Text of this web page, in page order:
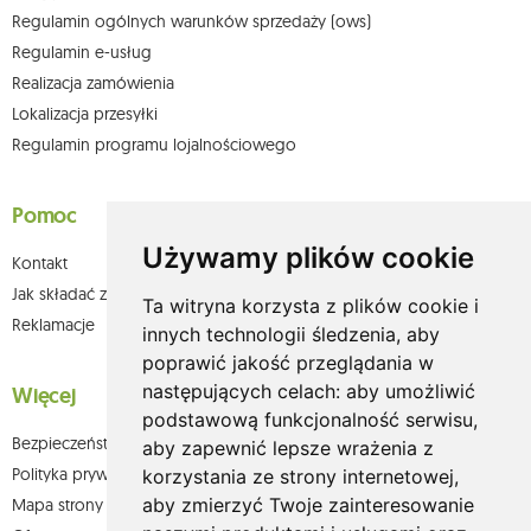
Używamy plików cookie
Ta witryna korzysta z plików cookie i
innych technologii śledzenia, aby
poprawić jakość przeglądania w
następujących celach: aby umożliwić
podstawową funkcjonalność serwisu,
aby zapewnić lepsze wrażenia z
korzystania ze strony internetowej,
aby zmierzyć Twoje zainteresowanie
Regulamin ogólnych warunków sprzedaży (ows)
Regulamin e-usług
Realizacja zamówienia
Lokalizacja przesyłki
Regulamin programu lojalnościowego
Pomoc
Kontakt
Jak składać zamówienia w sklepie olium.pl?
Reklamacje
Więcej
Bezpieczeństwo płatności
Polityka prywatności
Mapa strony